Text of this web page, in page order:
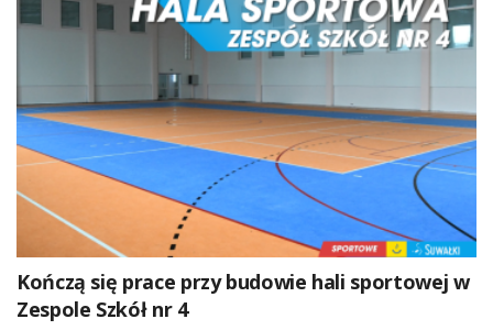
Kończą się prace przy budowie hali sportowej w
Zespole Szkół nr 4